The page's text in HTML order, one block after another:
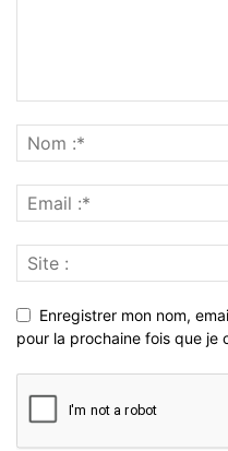
Enregistrer mon nom,
pour la prochaine fois que je